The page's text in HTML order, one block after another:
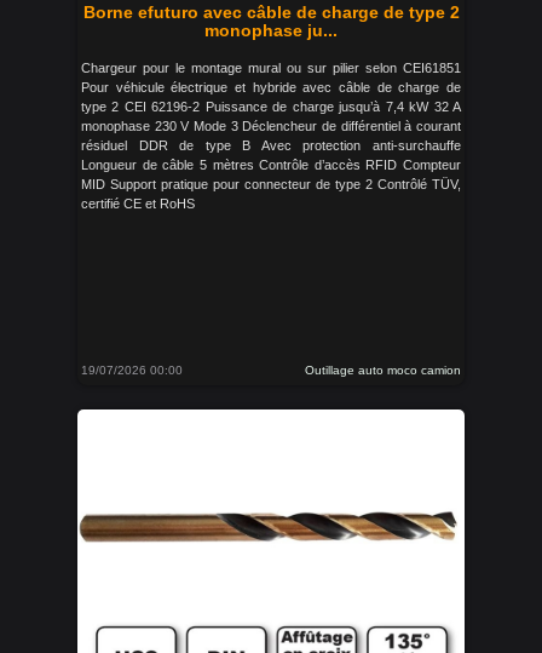
Borne efuturo avec câble de charge de type 2
monophase ju...
Chargeur pour le montage mural ou sur pilier selon CEI61851
Pour véhicule électrique et hybride avec câble de charge de
type 2 CEI 62196-2 Puissance de charge jusqu’à 7,4 kW 32 A
monophase 230 V Mode 3 Déclencheur de différentiel à courant
résiduel DDR de type B Avec protection anti-surchauffe
Longueur de câble 5 mètres Contrôle d’accès RFID Compteur
MID Support pratique pour connecteur de type 2 Contrôlé TÜV,
certifié CE et RoHS
19/07/2026 00:00 Outillage auto moco camion